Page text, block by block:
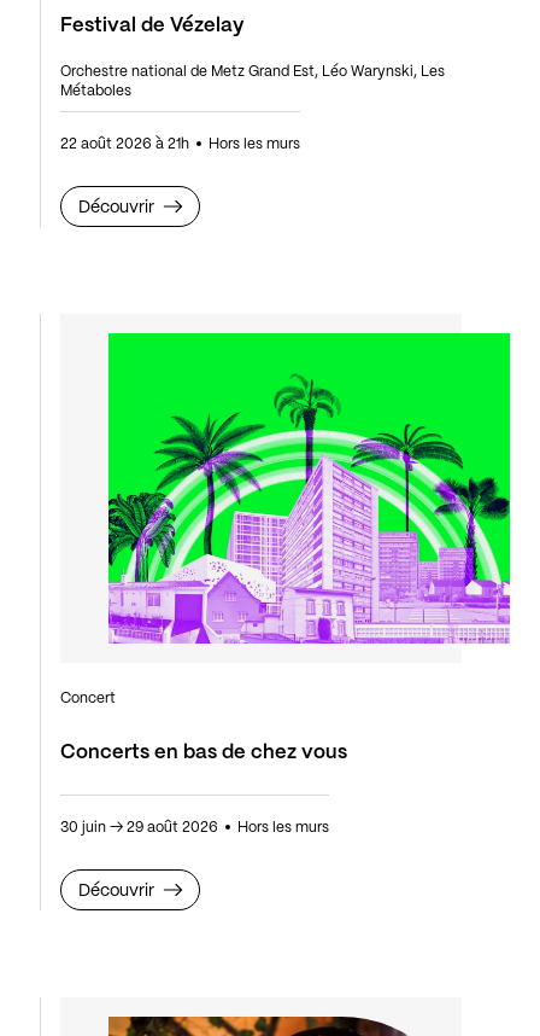
Festival de Vézelay
Orchestre national de Metz Grand Est, Léo Warynski, Les
Métaboles
22 août 2026 à 21h Hors les murs
Découvrir
Concerts en bas de chez vous
Concert
30 juin →29 août 2026 Hors les murs
Découvrir